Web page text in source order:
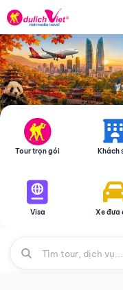
Tour trọn gói Khách
Visa Xe đưa